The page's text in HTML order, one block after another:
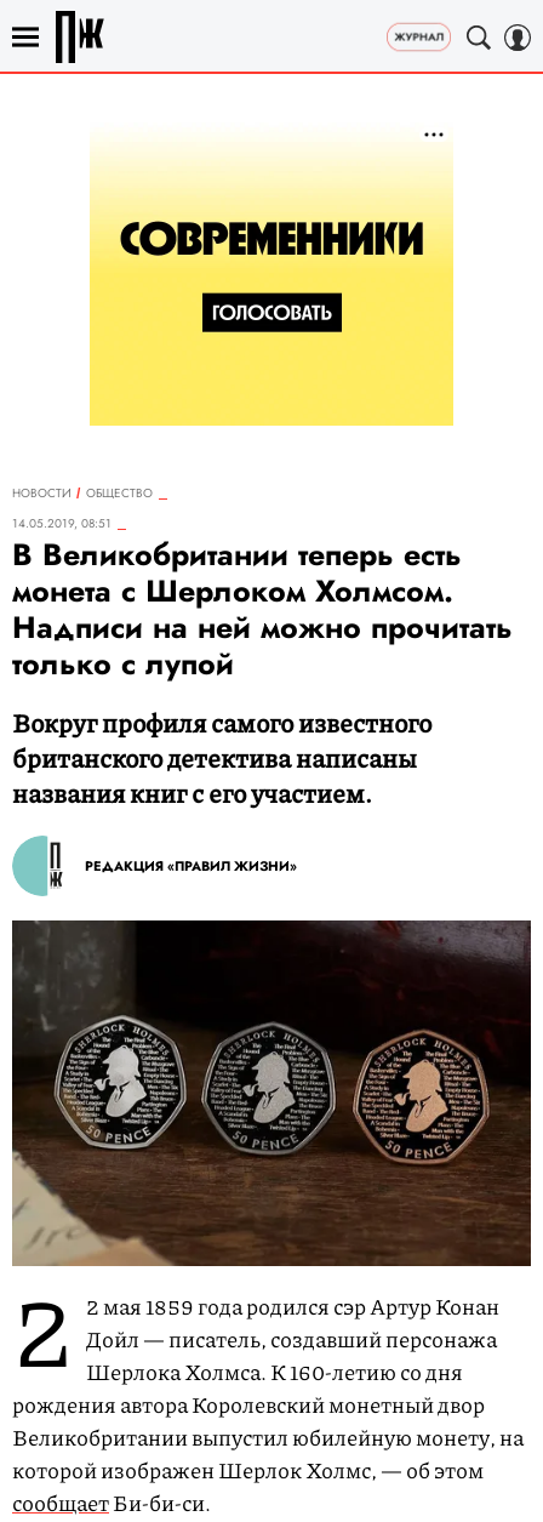
НОВОСТИ
ОБЩЕСТВО
14.05.2019, 08:51
В Великобритании теперь есть
монета с Шерлоком Холмсом.
Надписи на ней можно прочитать
только с лупой
Вокруг профиля самого известного
британского детектива написаны
названия книг с его участием.
РЕДАКЦИЯ «ПРАВИЛ ЖИЗНИ»
2
2 мая 1859 года родился сэр Артур Конан
Дойл — писатель, создавший персонажа
Шерлока Холмса. К 160-летию со дня
рождения автора Королевский монетный двор
Великобритании выпустил юбилейную монету, на
которой изображен Шерлок Холмс, — об этом
сообщаетБи-би-си.